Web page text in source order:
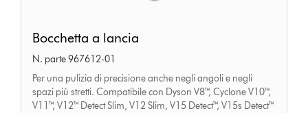
a
lancia
Bocchetta a lancia
N. parte 967612-01
Per una pulizia di precisione anche negli angoli e negli
spazi più stretti. Compatibile con Dyson V8™, Cyclone V10™,
V11™, V12™ Detect Slim, V12 Slim, V15 Detect™, V15s Detect™